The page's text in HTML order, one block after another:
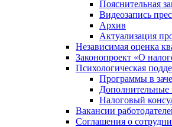
Пояснительная
Видеозапись
Архив
Актуализация
Независимая оценка
Законопроект «О
Психологическая
Программы в
Налоговый
Вакансии
Соглашения о